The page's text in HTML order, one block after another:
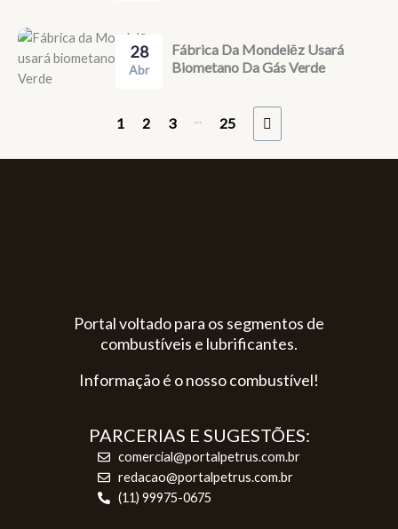
28
Abr
Fábrica Da Mondelēz Usará
Biometano Da Gás Verde
1 2 3 ... 25
Portal voltado para os segmentos de
combustíveis e lubrificantes.
Informação é o nosso combustível!
PARCERIAS E SUGESTÕES:
comercial@portalpetrus.com.br
redacao@portalpetrus.com.br
(11) 99975-0675